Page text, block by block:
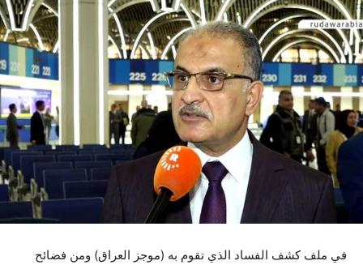
في ملف كشف الفساد الذي تقوم به (موجز العراق) ومن فضائح